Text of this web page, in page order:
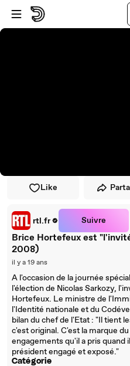
Passer au player
Passer au contenu principal
Like
rtl.fr Suivre
Brice Hortefeux est
2008)
il y a 19 ans
A l'occasion de la journée
l'élection de Nicolas Sarkozy,
Hortefeux. Le ministre de
l'Identité nationale et du
bilan du chef de l'Etat : "Il tient
c'est original. C'est la marque
engagements qu'il a pris quand
président engagé et exposé."
Catégorie